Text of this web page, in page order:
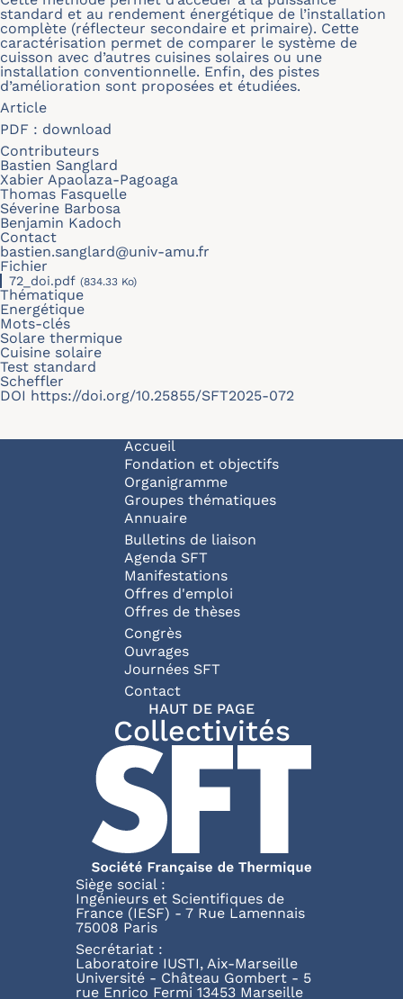
standard et au rendement énergétique de l’installation
complète (réflecteur secondaire et primaire). Cette
caractérisation permet de comparer le système de
cuisson avec d’autres cuisines solaires ou une
installation conventionnelle. Enfin, des pistes
d’amélioration sont proposées et étudiées.
Article
PDF : download
Contributeurs
Bastien Sanglard
Xabier Apaolaza-Pagoaga
Thomas Fasquelle
Séverine Barbosa
Benjamin Kadoch
Contact
bastien.sanglard@univ-amu.fr
Fichier
72_doi.pdf (834.33 Ko)
Thématique
Energétique
Mots-clés
Solare thermique
Cuisine solaire
Test standard
Scheffler
DOI https://doi.org/10.25855/SFT2025-072
Navigation principale
Accueil
Fondation et objectifs
Organigramme
Groupes thématiques
Annuaire
Bulletins de liaison
Agenda SFT
Manifestations
Offres d'emploi
Offres de thèses
Congrès
Ouvrages
Journées SFT
Pied de page
Contact
HAUT DE PAGE
Collectivités
Siège social :
Ingénieurs et Scientifiques de
France (IESF) - 7 Rue Lamennais
75008 Paris
Secrétariat :
Laboratoire IUSTI, Aix-Marseille
Université - Château Gombert - 5
rue Enrico Fermi 13453 Marseille